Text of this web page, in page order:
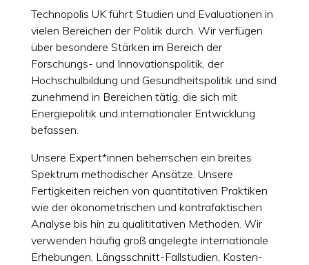
Technopolis UK führt Studien und Evaluationen in
vielen Bereichen der Politik durch. Wir verfügen
über besondere Stärken im Bereich der
Forschungs- und Innovationspolitik, der
Hochschulbildung und Gesundheitspolitik und sind
zunehmend in Bereichen tätig, die sich mit
Energiepolitik und internationaler Entwicklung
befassen.
Unsere Expert*innen beherrschen ein breites
Spektrum methodischer Ansätze. Unsere
Fertigkeiten reichen von quantitativen Praktiken
wie der ökonometrischen und kontrafaktischen
Analyse bis hin zu qualititativen Methoden. Wir
verwenden häufig groß angelegte internationale
Erhebungen, Längsschnitt-Fallstudien, Kosten-